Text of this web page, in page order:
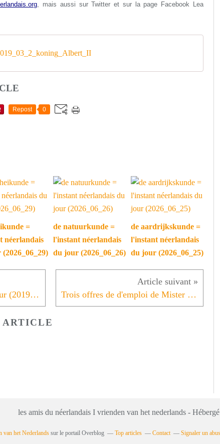
, mais aussi sur Twitter et sur la page Facebook Lea
Repost 0
=
néerlandais
de natuurkunde =
l'instant néerlandais
du jour (2026_06_26)
de aardrijkskunde =
l'instant néerlandais
du jour (2026_06_25)
L'instant néerlandais du jour (2019_01_14): Koning Filip Trois offres de d'emploi de Mister Bilingue
ARTICLE
les amis du néerlandais I vrienden van het nederlands -
van het Nederlands sur le portail Overblog Top articles Contact Signaler un abus